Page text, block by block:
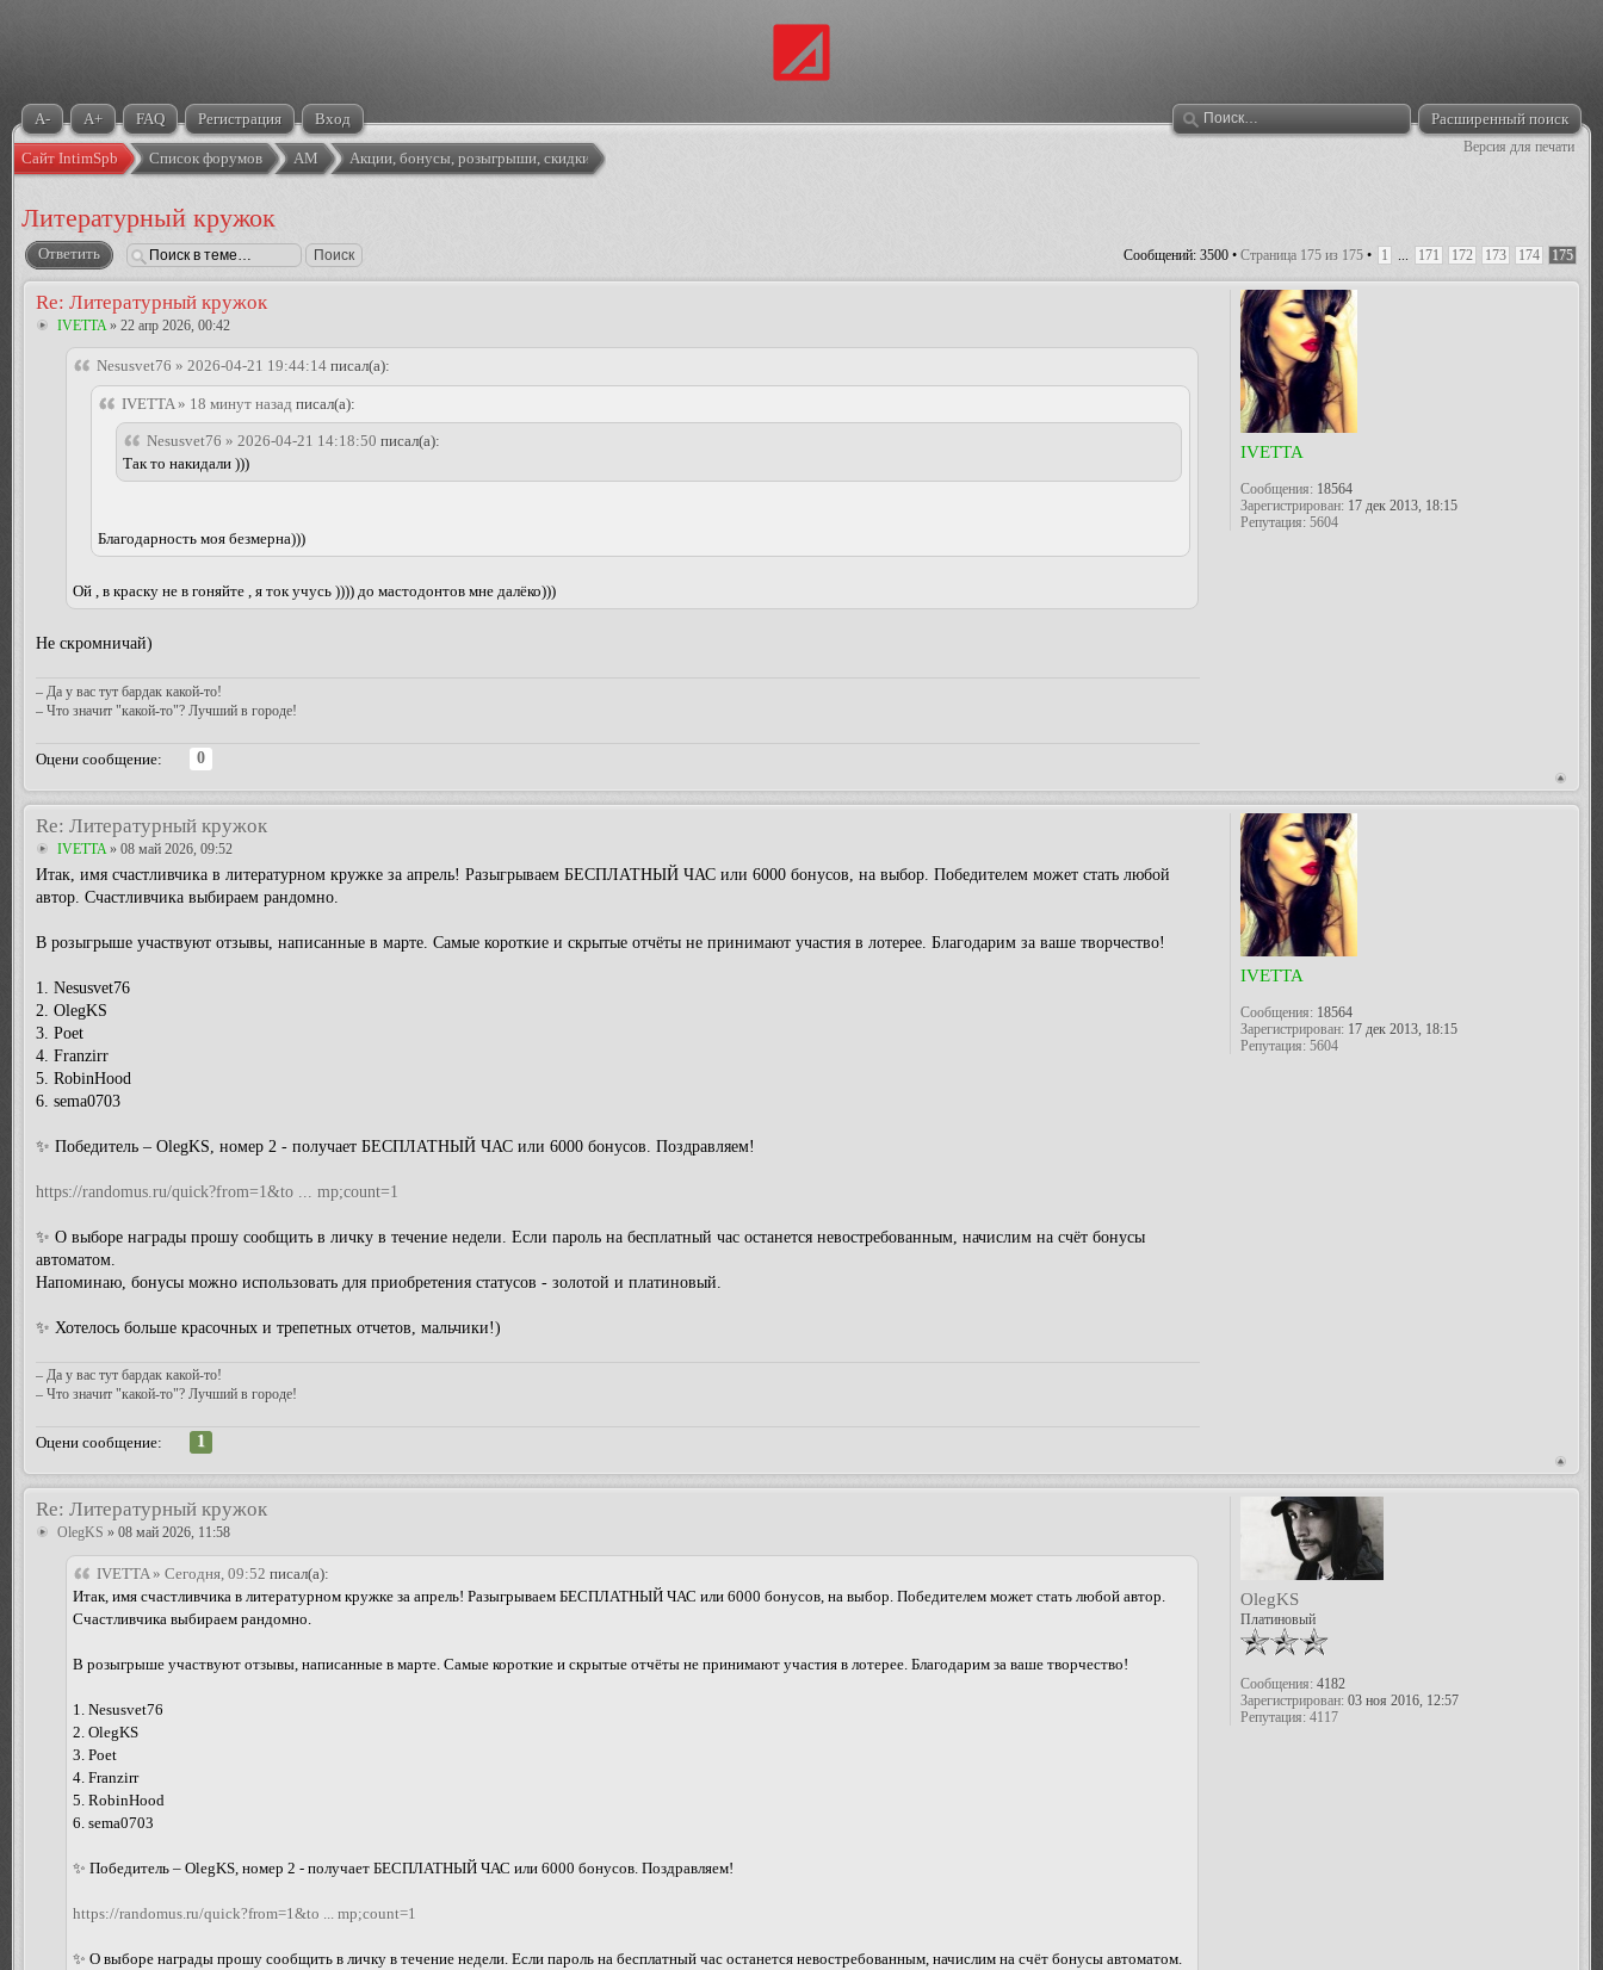
A- A+ FAQ Регистрация Вход Расширенный поиск
Версия для печати
Сайт IntimSpb Список форумов АМ Акции, бонусы, розыгрыши, скидки
Литературный кружок
Ответить Сообщений: 3500 • Страница 175 из 175 • 1 ... 171 172 173 174 175
Re: Литературный кружок
IVETTA» 22 апр 2026, 00:42
Nesusvet76 » 2026-04-21 19:44:14 писал(а):
IVETTA » 18 минут назад писал(а):
Nesusvet76 » 2026-04-21 14:18:50 писал(а):
Так то накидали )))
Благодарность моя безмерна)))
Ой , в краску не в гоняйте , я ток учусь )))) до мастодонтов мне далёко)))
Не скромничай)
– Да у вас тут бардак какой-то!
– Что значит "какой-то"? Лучший в городе!
Оцени сообщение: 0
IVETTA
Сообщения:18564
Зарегистрирован:17 дек 2013, 18:15
Репутация: 5604
Re: Литературный кружок
IVETTA » 08 май 2026, 09:52
Итак, имя счастливчика в литературном кружке за апрель! Разыгрываем БЕСПЛАТНЫЙ ЧАС или 6000 бонусов, на выбор. Победителем может стать любой
автор. Счастливчика выбираем рандомно.
В розыгрыше участвуют отзывы, написанные в марте. Самые короткие и скрытые отчёты не принимают участия в лотерее. Благодарим за ваше творчество!
1. Nesusvet76
2. OlegKS
3. Poet
4. Franzirr
5. RobinHood
6. sema0703
✨ Победитель – OlegKS, номер 2 - получает БЕСПЛАТНЫЙ ЧАС или 6000 бонусов. Поздравляем!
https://randomus.ru/quick?from=1&to ... mp;count=1
✨ О выборе награды прошу сообщить в личку в течение недели. Если пароль на бесплатный час останется невостребованным, начислим на счёт бонусы
автоматом.
Напоминаю, бонусы можно использовать для приобретения статусов - золотой и платиновый.
✨ Хотелось больше красочных и трепетных отчетов, мальчики!)
– Да у вас тут бардак какой-то!
– Что значит "какой-то"? Лучший в городе!
Оцени сообщение: 1
IVETTA
Сообщения:18564
Зарегистрирован:17 дек 2013, 18:15
Репутация: 5604
Re: Литературный кружок
OlegKS » 08 май 2026, 11:58
IVETTA » Сегодня, 09:52 писал(а):
Итак, имя счастливчика в литературном кружке за апрель! Разыгрываем БЕСПЛАТНЫЙ ЧАС или 6000 бонусов, на выбор. Победителем может стать любой автор.
Счастливчика выбираем рандомно.
В розыгрыше участвуют отзывы, написанные в марте. Самые короткие и скрытые отчёты не принимают участия в лотерее. Благодарим за ваше творчество!
1. Nesusvet76
2. OlegKS
3. Poet
4. Franzirr
5. RobinHood
6. sema0703
✨ Победитель – OlegKS, номер 2 - получает БЕСПЛАТНЫЙ ЧАС или 6000 бонусов. Поздравляем!
https://randomus.ru/quick?from=1&to ... mp;count=1
✨ О выборе награды прошу сообщить в личку в течение недели. Если пароль на бесплатный час останется невостребованным, начислим на счёт бонусы автоматом.
OlegKS
Платиновый
Сообщения:4182
Зарегистрирован:03 ноя 2016, 12:57
Репутация: 4117